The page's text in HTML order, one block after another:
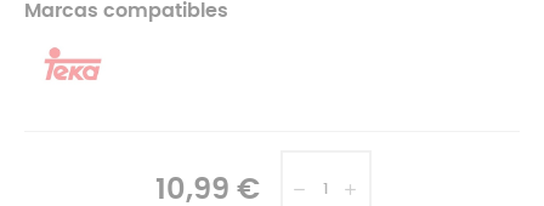
Marcas compatibles
10,99 €